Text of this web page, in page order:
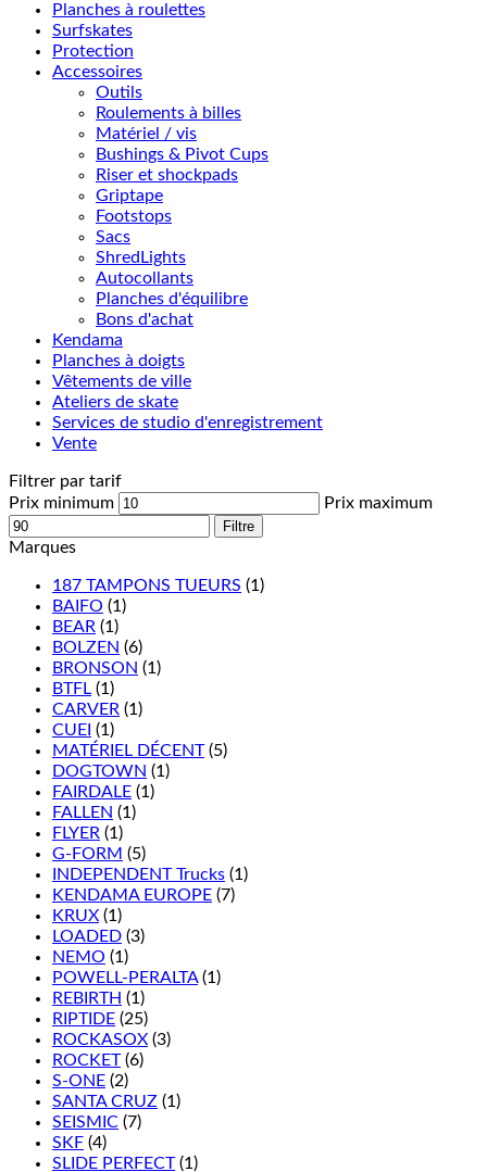
Planches à roulettes
Surfskates
Protection
Accessoires
Outils
Roulements à billes
Matériel / vis
Bushings & Pivot Cups
Riser et shockpads
Griptape
Footstops
Sacs
ShredLights
Autocollants
Planches d'équilibre
Bons d'achat
Kendama
Planches à doigts
Vêtements de ville
Ateliers de skate
Services de studio d'enregistrement
Vente
Filtrer par tarif
Prix minimum
Prix maximum
Filtre
Marques
187 TAMPONS TUEURS (1)
BAIFO (1)
BEAR (1)
BOLZEN (6)
BRONSON (1)
BTFL (1)
CARVER (1)
CUEI (1)
MATÉRIEL DÉCENT (5)
DOGTOWN (1)
FAIRDALE (1)
FALLEN (1)
FLYER (1)
G-FORM (5)
INDEPENDENT Trucks (1)
KENDAMA EUROPE (7)
KRUX (1)
LOADED (3)
NEMO (1)
POWELL-PERALTA (1)
REBIRTH (1)
RIPTIDE (25)
ROCKASOX (3)
ROCKET (6)
S-ONE (2)
SANTA CRUZ (1)
SEISMIC (7)
SKF (4)
SLIDE PERFECT (1)